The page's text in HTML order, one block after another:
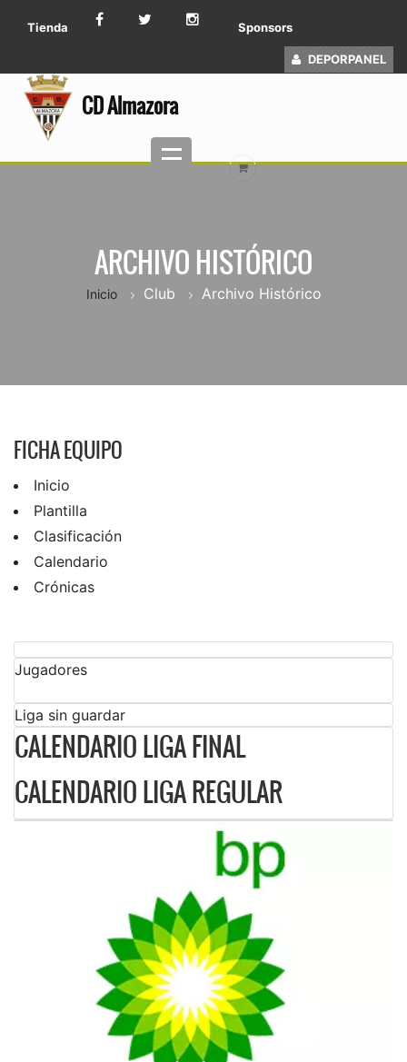
Tienda Sponsors
DEPORPANEL
CD Almazora
ARCHIVO HISTÓRICO
Inicio Club Archivo Histórico
FICHA EQUIPO
Inicio
Plantilla
Clasificación
Calendario
Crónicas
Jugadores
Liga sin guardar
CALENDARIO LIGA FINAL
CALENDARIO LIGA REGULAR